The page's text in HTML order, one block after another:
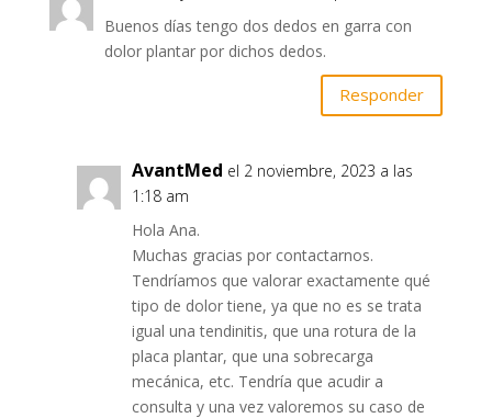
Buenos días tengo dos dedos en garra con
dolor plantar por dichos dedos.
Responder
AvantMed el 2 noviembre, 2023 a las
1:18 am
Hola Ana.
Muchas gracias por contactarnos.
Tendríamos que valorar exactamente qué
tipo de dolor tiene, ya que no es se trata
igual una tendinitis, que una rotura de la
placa plantar, que una sobrecarga
mecánica, etc. Tendría que acudir a
consulta y una vez valoremos su caso de